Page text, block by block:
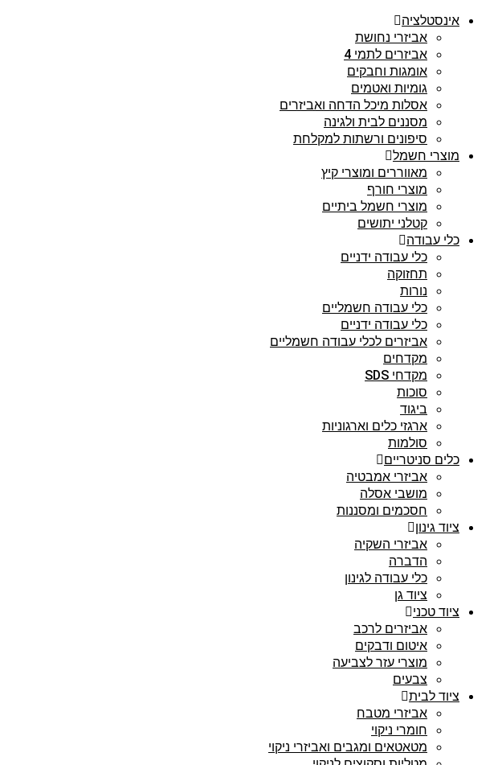
אינסטלציה
אביזרי נחושת
אביזרים לתמי 4
אומגות וחבקים
גומיות ואטמים
אסלות מיכל הדחה ואביזרים
מסננים לבית ולגינה
סיפונים ורשתות למקלחת
מוצרי חשמל
מאווררים ומוצרי קיץ
מוצרי חורף
מוצרי חשמל ביתיים
קטלני יתושים
כלי עבודה
כלי עבודה ידניים
תחזוקה
נורות
כלי עבודה חשמליים
כלי עבודה ידניים
אביזרים לכלי עבודה חשמליים
מקדחים
מקדחי SDS
סוכות
ביגוד
ארגזי כלים וארגוניות
סולמות
כלים סניטריים
אביזרי אמבטיה
מושבי אסלה
חסכמים ומסננות
ציוד גינון
אביזרי השקיה
הדברה
כלי עבודה לגינון
ציוד גן
ציוד טכני
אביזרים לרכב
איטום ודבקים
מוצרי עזר לצביעה
צבעים
ציוד לבית
אביזרי מטבח
חומרי ניקוי
מטאטאים ומגבים ואביזרי ניקוי